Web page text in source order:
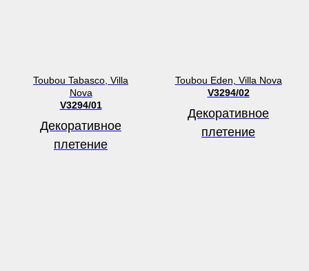
Toubou Tabasco, Villa
Nova
V3294/01
Декоративное
плетение
Toubou Eden, Villa Nova
V3294/02
Декоративное
плетение